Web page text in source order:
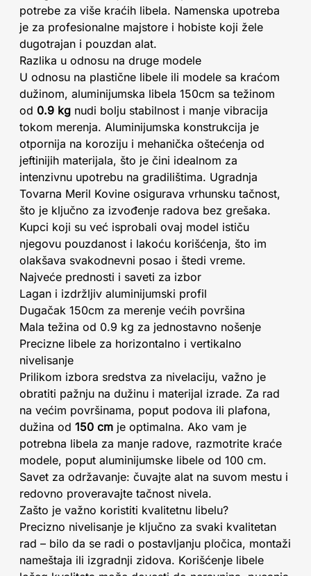
potrebe za više kraćih libela. Namenska upotreba
je za profesionalne majstore i hobiste koji žele
dugotrajan i pouzdan alat.
Razlika u odnosu na druge modele
U odnosu na plastične libele ili modele sa kraćom
dužinom, aluminijumska libela 150cm sa težinom
od 0.9 kg nudi bolju stabilnost i manje vibracija
tokom merenja. Aluminijumska konstrukcija je
otpornija na koroziju i mehanička oštećenja od
jeftinijih materijala, što je čini idealnom za
intenzivnu upotrebu na gradilištima. Ugradnja
Tovarna Meril Kovine osigurava vrhunsku tačnost,
što je ključno za izvođenje radova bez grešaka.
Kupci koji su već isprobali ovaj model ističu
njegovu pouzdanost i lakoću korišćenja, što im
olakšava svakodnevni posao i štedi vreme.
Najveće prednosti i saveti za izbor
Lagan i izdržljiv aluminijumski profil
Dugačak 150cm za merenje većih površina
Mala težina od 0.9 kg za jednostavno nošenje
Precizne libele za horizontalno i vertikalno
nivelisanje
Prilikom izbora sredstva za nivelaciju, važno je
obratiti pažnju na dužinu i materijal izrade. Za rad
na većim površinama, poput podova ili plafona,
dužina od 150 cm je optimalna. Ako vam je
potrebna libela za manje radove, razmotrite kraće
modele, poput aluminijumske libele od 100 cm.
Savet za održavanje: čuvajte alat na suvom mestu i
redovno proveravajte tačnost nivela.
Zašto je važno koristiti kvalitetnu libelu?
Precizno nivelisanje je ključno za svaki kvalitetan
rad – bilo da se radi o postavljanju pločica, montaži
nameštaja ili izgradnji zidova. Korišćenje libele